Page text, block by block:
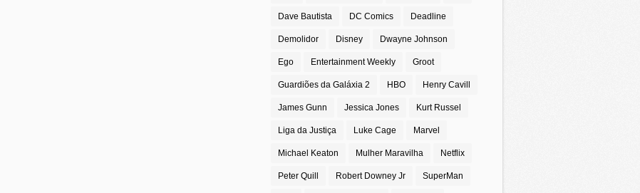
Dave Bautista DC Comics Deadline
Demolidor Disney Dwayne Johnson
Ego Entertainment Weekly Groot
Guardiões da Galáxia 2 HBO Henry Cavill
James Gunn Jessica Jones Kurt Russel
Liga da Justiça Luke Cage Marvel
Michael Keaton Mulher Maravilha Netflix
Peter Quill Robert Downey Jr SuperMan